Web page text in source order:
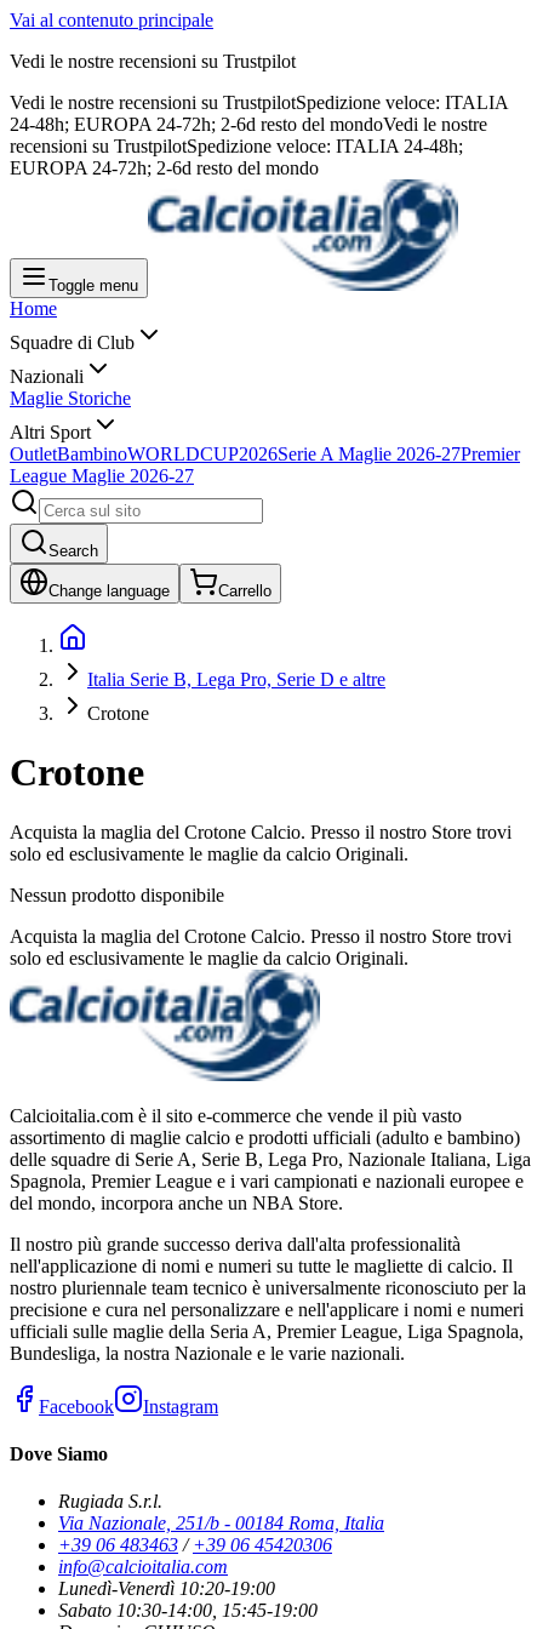
Vai al contenuto principale
Vedi le nostre recensioni su Trustpilot
Vedi le nostre recensioni su TrustpilotSpedizione veloce: ITALIA
24-48h; EUROPA 24-72h; 2-6d resto del mondoVedi le nostre
recensioni su TrustpilotSpedizione veloce: ITALIA 24-48h;
EUROPA 24-72h; 2-6d resto del mondo
Toggle menu
Home
Squadre di Club
Nazionali
Maglie Storiche
Altri Sport
OutletBambinoWORLDCUP2026Serie A Maglie 2026-27Premier
League Maglie 2026-27
Search
Change language Carrello
Italia Serie B, Lega Pro, Serie D e altre
Crotone
Crotone
Acquista la maglia del Crotone Calcio. Presso il nostro Store trovi
solo ed esclusivamente le maglie da calcio Originali.
Nessun prodotto disponibile
Acquista la maglia del Crotone Calcio. Presso il nostro Store trovi
solo ed esclusivamente le maglie da calcio Originali.
Calcioitalia.com è il sito e-commerce che vende il più vasto
assortimento di maglie calcio e prodotti ufficiali (adulto e bambino)
delle squadre di Serie A, Serie B, Lega Pro, Nazionale Italiana, Liga
Spagnola, Premier League e i vari campionati e nazionali europee e
del mondo, incorpora anche un NBA Store.
Il nostro più grande successo deriva dall'alta professionalità
nell'applicazione di nomi e numeri su tutte le magliette di calcio. Il
nostro pluriennale team tecnico è universalmente riconosciuto per la
precisione e cura nel personalizzare e nell'applicare i nomi e numeri
ufficiali sulle maglie della Seria A, Premier League, Liga Spagnola,
Bundesliga, la nostra Nazionale e le varie nazionali.
Facebook Instagram
Dove Siamo
Rugiada S.r.l.
Via Nazionale, 251/b - 00184 Roma, Italia
+39 06 483463/+39 06 45420306
info@calcioitalia.com
Lunedì-Venerdì 10:20-19:00
Sabato 10:30-14:00, 15:45-19:00